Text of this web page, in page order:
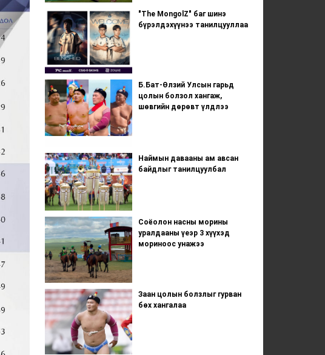
"The MongolZ" баг шинэ
бүрэлдэхүүнээ танилцууллаа
Б.Бат-Өлзий Улсын гарьд
цолын болзол хангаж,
шөвгийн дөрөвт үлдлээ
Наймын давааны ам авсан
байдлыг танилцуулбал
Соёолон насны морины
уралдааны үеэр 3 хүүхэд
мориноос унажээ
Заан цолын болзлыг гурван
бөх хангалаа